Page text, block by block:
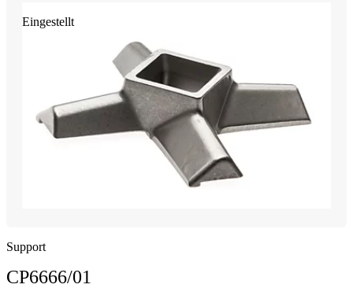
Eingestellt
Support
CP6666/01